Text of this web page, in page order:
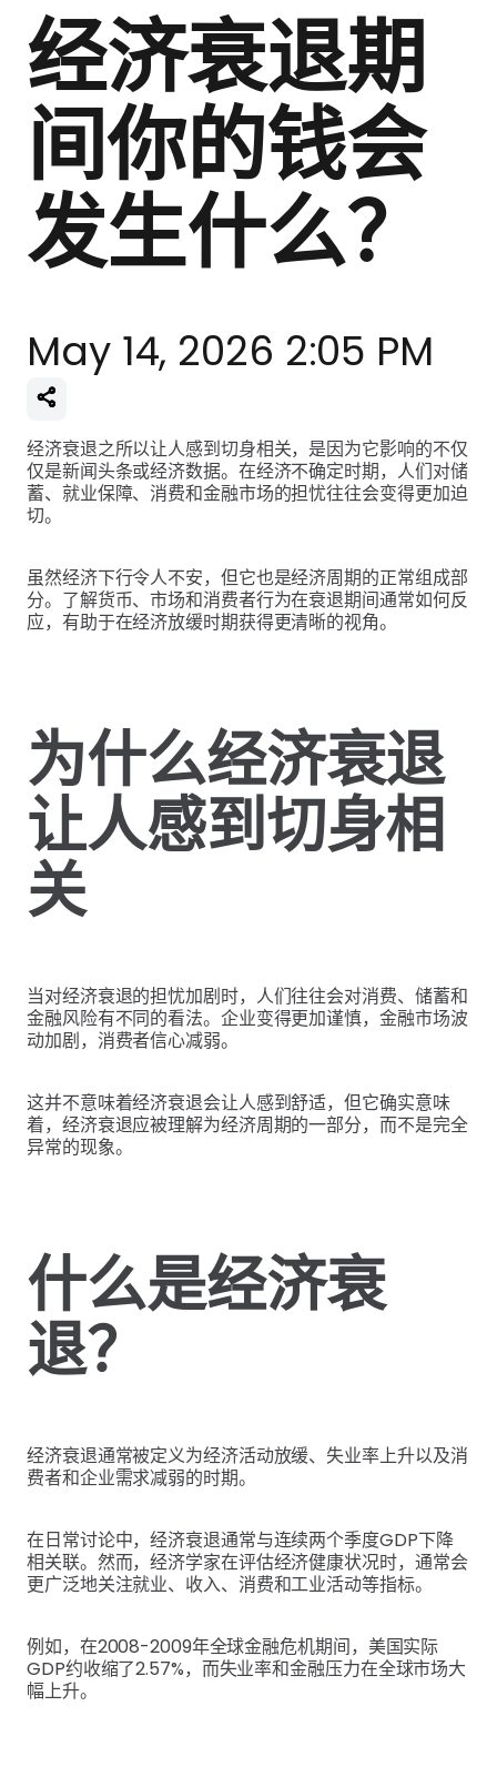
经济衰退期
间你的钱会
发生什么？
May 14, 2026 2:05 PM
经济衰退之所以让人感到切身相关，是因为它影响的不仅
仅是新闻头条或经济数据。在经济不确定时期，人们对储
蓄、就业保障、消费和金融市场的担忧往往会变得更加迫
切。
虽然经济下行令人不安，但它也是经济周期的正常组成部
分。了解货币、市场和消费者行为在衰退期间通常如何反
应，有助于在经济放缓时期获得更清晰的视角。
为什么经济衰退
让人感到切身相
关
当对经济衰退的担忧加剧时，人们往往会对消费、储蓄和
金融风险有不同的看法。企业变得更加谨慎，金融市场波
动加剧，消费者信心减弱。
这并不意味着经济衰退会让人感到舒适，但它确实意味
着，经济衰退应被理解为经济周期的一部分，而不是完全
异常的现象。
什么是经济衰
退？
经济衰退通常被定义为经济活动放缓、失业率上升以及消
费者和企业需求减弱的时期。
在日常讨论中，经济衰退通常与连续两个季度GDP下降
相关联。然而，经济学家在评估经济健康状况时，通常会
更广泛地关注就业、收入、消费和工业活动等指标。
例如，在2008-2009年全球金融危机期间，美国实际
GDP约收缩了2.57%，而失业率和金融压力在全球市场大
幅上升。